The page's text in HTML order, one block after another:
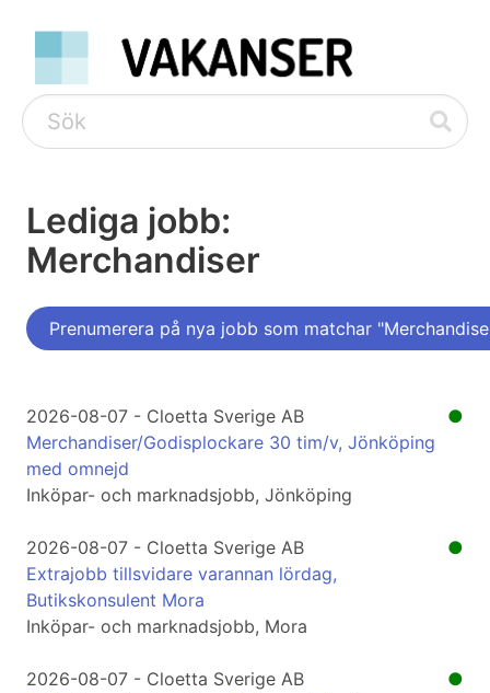
Lediga jobb:
Merchandiser
Prenumerera på nya jobb som matchar
●
2026-08-07 - Cloetta Sverige AB
Merchandiser/Godisplockare 30 tim/v, Jönköping
med omnejd
Inköpar- och marknadsjobb, Jönköping
●
2026-08-07 - Cloetta Sverige AB
Extrajobb tillsvidare varannan lördag,
Butikskonsulent Mora
Inköpar- och marknadsjobb, Mora
●
2026-08-07 - Cloetta Sverige AB